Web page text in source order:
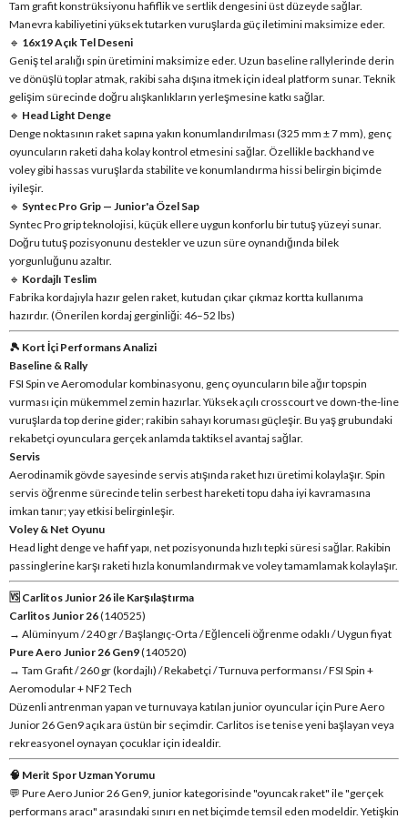
Tam grafit konstrüksiyonu hafiflik ve sertlik dengesini üst düzeyde sağlar.
Manevra kabiliyetini yüksek tutarken vuruşlarda güç iletimini maksimize eder.
🔹 16x19 Açık Tel Deseni
Geniş tel aralığı spin üretimini maksimize eder. Uzun baseline rallylerinde derin
ve dönüşlü toplar atmak, rakibi saha dışına itmek için ideal platform sunar. Teknik
gelişim sürecinde doğru alışkanlıkların yerleşmesine katkı sağlar.
🔹 Head Light Denge
Denge noktasının raket sapına yakın konumlandırılması (325 mm ± 7 mm), genç
oyuncuların raketi daha kolay kontrol etmesini sağlar. Özellikle backhand ve
voley gibi hassas vuruşlarda stabilite ve konumlandırma hissi belirgin biçimde
iyileşir.
🔹 Syntec Pro Grip — Junior'a Özel Sap
Syntec Pro grip teknolojisi, küçük ellere uygun konforlu bir tutuş yüzeyi sunar.
Doğru tutuş pozisyonunu destekler ve uzun süre oynandığında bilek
yorgunluğunu azaltır.
🔹 Kordajlı Teslim
Fabrika kordajıyla hazır gelen raket, kutudan çıkar çıkmaz kortta kullanıma
hazırdır. (Önerilen kordaj gerginliği: 46–52 lbs)
🎾 Kort İçi Performans Analizi
Baseline & Rally
FSI Spin ve Aeromodular kombinasyonu, genç oyuncuların bile ağır topspin
vurması için mükemmel zemin hazırlar. Yüksek açılı crosscourt ve down-the-line
vuruşlarda top derine gider; rakibin sahayı koruması güçleşir. Bu yaş grubundaki
rekabetçi oyunculara gerçek anlamda taktiksel avantaj sağlar.
Servis
Aerodinamik gövde sayesinde servis atışında raket hızı üretimi kolaylaşır. Spin
servis öğrenme sürecinde telin serbest hareketi topu daha iyi kavramasına
imkan tanır; yay etkisi belirginleşir.
Voley & Net Oyunu
Head light denge ve hafif yapı, net pozisyonunda hızlı tepki süresi sağlar. Rakibin
passinglerine karşı raketi hızla konumlandırmak ve voley tamamlamak kolaylaşır.
🆚 Carlitos Junior 26 ile Karşılaştırma
Carlitos Junior 26(140525)
→ Alüminyum / 240 gr / Başlangıç-Orta / Eğlenceli öğrenme odaklı / Uygun fiyat
Pure Aero Junior 26 Gen9(140520)
→ Tam Grafit / 260 gr (kordajlı) / Rekabetçi / Turnuva performansı / FSI Spin +
Aeromodular + NF2 Tech
Düzenli antrenman yapan ve turnuvaya katılan junior oyuncular için Pure Aero
Junior 26 Gen9 açık ara üstün bir seçimdir. Carlitos ise tenise yeni başlayan veya
rekreasyonel oynayan çocuklar için idealdir.
🧠 Merit Spor Uzman Yorumu
💬 Pure Aero Junior 26 Gen9, junior kategorisinde "oyuncak raket" ile "gerçek
performans aracı" arasındaki sınırı en net biçimde temsil eden modeldir. Yetişkin